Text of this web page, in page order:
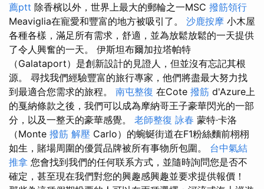
薦ptt 除香檳以外，世界上最大的郵輪之一MSC 撥筋領行
Meaviglia在寵愛和豐富的地方被吸引了。 沙鹿按摩 小木屋
各種各樣，滿足所有需求，舒適，並為放鬆放鬆的一天提供
了令人興奮的一天。 伊斯坦布爾加拉塔帕特
（Galataport）是創新設計的見證人，但並沒有忘記其根
源。 尋找我們經驗豐富的旅行專家，他們將盡最大努力找
到最適合您需求的旅程。 南屯整復 在Cote 撥筋 d'Azure上
的戛納條款之後，我們可以成為摩納哥王子豪華閃光的一部
分，以及一整天的豪華感覺。 老師整復 詠春 蒙特·卡洛
（Monte 撥筋 解壓 Carlo）的蜿蜒街道在F1粉絲麵前栩栩
如生，賭場周圍的優質品牌被所有事物所包圍。 台中氣結
推拿 您會找到我們的任何联系方式，並隨時詢問您是否不
確定，甚至現在我們對您的興趣感興趣並要求提供報價！